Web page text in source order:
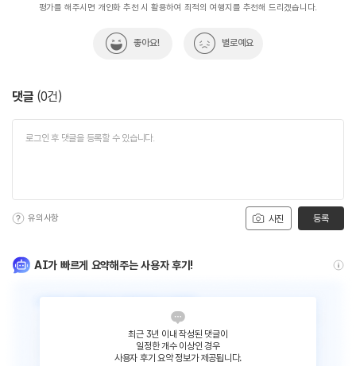
평가를 해주시면 개인화 추천 시 활용하여 최적의 여행지를 추천해 드리겠습니다.
좋아요! 별로예요
댓글 (0건)
사진
유의사항 등록
AI가 빠르게 요약해주는 사용자 후기!
최근 3년 이내 작성된 댓글이
일정한 개수 이상인 경우
사용자 후기 요약 정보가 제공됩니다.